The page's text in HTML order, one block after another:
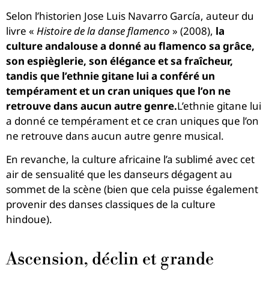
Selon l’historien Jose Luis Navarro García, auteur du
livre « Histoire de la danse flamenco » (2008), la
culture andalouse a donné au flamenco sa grâce,
son espièglerie, son élégance et sa fraîcheur,
tandis que l’ethnie gitane lui a conféré un
tempérament et un cran uniques que l’on ne
retrouve dans aucun autre genre.L’ethnie gitane lui
a donné ce tempérament et ce cran uniques que l’on
ne retrouve dans aucun autre genre musical.
En revanche, la culture africaine l’a sublimé avec cet
air de sensualité que les danseurs dégagent au
sommet de la scène (bien que cela puisse également
provenir des danses classiques de la culture
hindoue).
Ascension, déclin et grande